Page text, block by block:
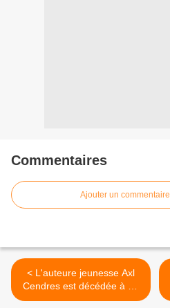
Commentaires
Ajouter un commentaire
< L'auteure jeunesse Axl
Cendres est décédée à 37
ans